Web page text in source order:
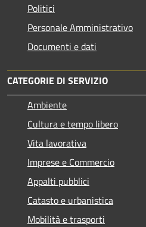
Politici
Personale Amministrativo
Documenti e dati
CATEGORIE DI SERVIZIO
Ambiente
Cultura e tempo libero
Vita lavorativa
Imprese e Commercio
Appalti pubblici
Catasto e urbanistica
Mobilità e trasporti